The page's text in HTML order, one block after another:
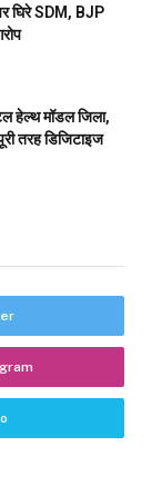
घिरे SDM, BJP
हेल्थ मॉडल जिला,
तरह डिजिटाइज